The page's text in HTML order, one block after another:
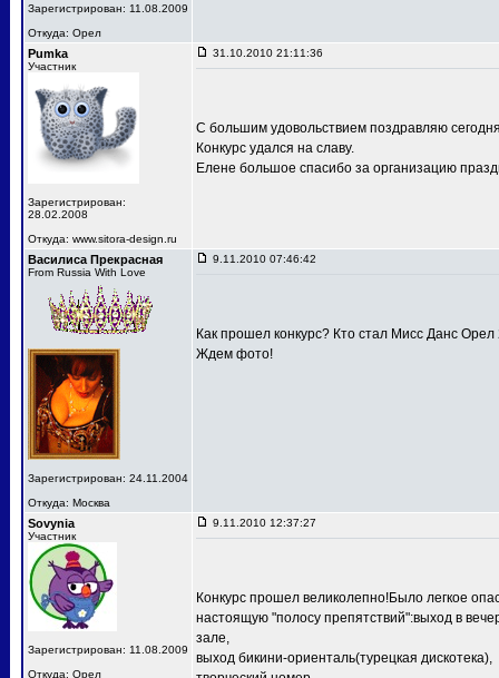
Зарегистрирован: 11.08.2009
Откуда: Орел
Pumka
Участник
Зарегистрирован:
28.02.2008
Откуда: www.sitora-design.ru
31.10.2010 21:11:36
С большим удовольствием поздравляю
Конкурс удался на славу.
Елене большое спасибо за организацию
Василиса Прекрасная
From Russia With Love
Зарегистрирован: 24.11.2004
Откуда: Москва
9.11.2010 07:46:42
Как прошел конкурс? Кто стал Мисс Данс Орел
Ждем фото!
Sovynia
Участник
Зарегистрирован: 11.08.2009
Откуда: Орел
9.11.2010 12:37:27
Конкурс прошел великолепно!Было легкое
настоящую "полосу препятствий":выход в
зале,
выход бикини-ориенталь(турецкая дискотека),